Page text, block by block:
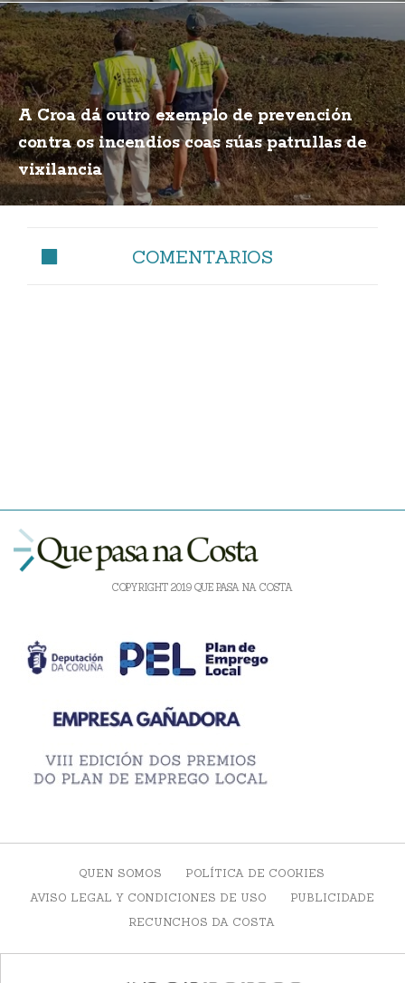
A Croa dá outro exemplo de prevención
contra os incendios coas súas patrullas de
vixilancia
COMENTARIOS
COPYRIGHT 2019 QUE PASA NA COSTA
QUEN SOMOS
POLÍTICA DE COOKIES
AVISO LEGAL Y CONDICIONES DE USO
PUBLICIDADE
RECUNCHOS DA COSTA